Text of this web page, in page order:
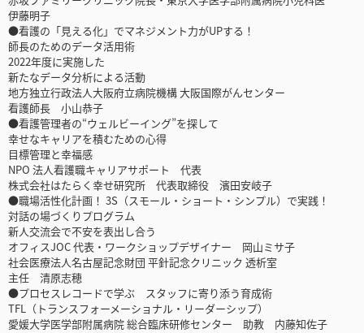
伊藤明子
●看護の「見える化」でマネジメント力がUPする！
師長のためのデータ活用術
2022年度に実施した
新たなデータ分析による活動
地方独立行政法人大阪府立病院機構 大阪国際がんセンター
看護師長 小山恭子
●看護管理者の“ウェルビーイング”を探して
幸せなキャリアを積むための心得
目標管理と幸福感
NPO 法人看護職キャリアサポート 代表
株式会社はたらく幸せ研究所 代表取締役 濱田安岐子
●職場活性化計画！ 3S（スモール・ショート・シンプル）で実践！
対話の場づくりプログラム
新人交流会で不安を表出し合う
オフィスJOC 代表・ワークショップデザイナー 岡山ミサ子
社会医療法人名古屋記念財団 平針記念クリニック 透析室
主任 清原志穂
●プロセスレコードで学ぶ スタッフに寄り添う育成術
TFL（トランスフォーメーショナル・リーダーシップ）
愛媛大学医学部附属病院 総合臨床研修センター 助教 内藤知佐子